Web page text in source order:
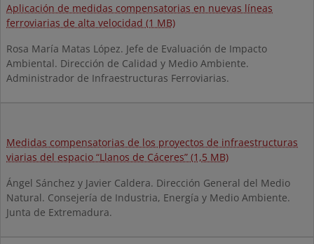
Aplicación de medidas compensatorias en nuevas líneas
ferroviarias de alta velocidad (1 MB)
Rosa María Matas López. Jefe de Evaluación de Impacto
Ambiental. Dirección de Calidad y Medio Ambiente.
Administrador de Infraestructuras Ferroviarias.
Medidas compensatorias de los proyectos de infraestructuras
viarias del espacio “Llanos de Cáceres” (1,5 MB)
Ángel Sánchez y Javier Caldera. Dirección General del Medio
Natural. Consejería de Industria, Energía y Medio Ambiente.
Junta de Extremadura.